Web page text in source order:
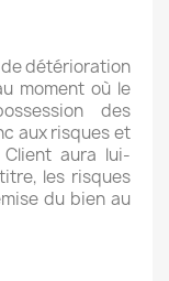
détérioration
moment où le
des
aux risques et
aura lui-
les risques
du bien au